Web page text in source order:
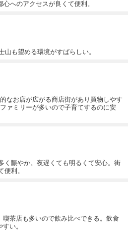
心へのアクセスが良くて便利。
山も望める環境がすばらしい。
なお店が広がる商店街があり買物しやす
ァミリーが多いので子育てするのに安
く賑やか。夜遅くても明るくて安心。街
便利。
喫茶店も多いので飲み比べできる。飲食
い。